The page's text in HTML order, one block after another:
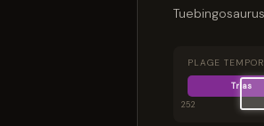
PLAGE
Trias
252